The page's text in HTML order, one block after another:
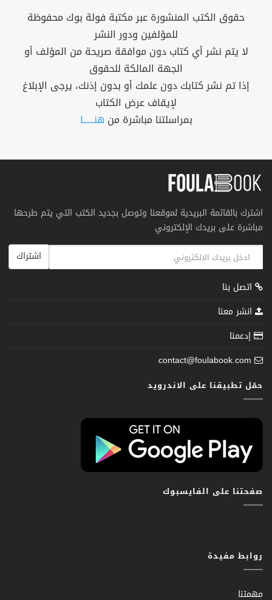
حقوق الكتب المنشورة عبر مكتبة فولة بوك محفوظة
للمؤلفين ودور النشر
لا يتم نشر أي كتاب دون موافقة صريحة من المؤلف أو
الجهة المالكة للحقوق
إذا تم نشر كتابك دون علمك أو بدون إذنك، يرجى الإبلاغ
لإيقاف عرض الكتاب
بمراسلتنا مباشرة من هنــــــا
اشترك بالقائمة البريدية لموقعنا وتوصل بجديد الكتب التي يتم طرحها
مباشرة على بريدك الإلكتروني
اشتراك
اتصل بنا
انشر معنا
إدعمنا
contact@foulabook.com
حمّل تطبيقنا على الاندرويد
صفحتنا على الفايسبوك
روابط مفيدة
مهمتنا